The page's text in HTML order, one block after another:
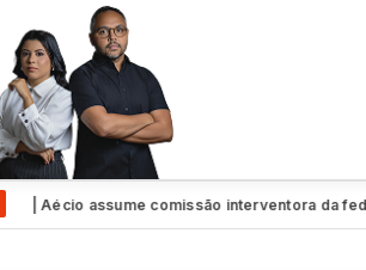
assume comissão interventora da